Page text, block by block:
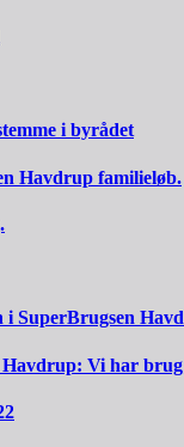
i byrådet
Havdrup familieløb.
i SuperBrugsen
Vi har